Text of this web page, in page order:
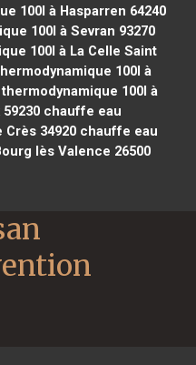
100l à Hasparren 64240
100l à Sevran 93270
100l à La Celle Saint
100l à
100l à
chauffe eau
34920chauffe eau
lès Valence 26500